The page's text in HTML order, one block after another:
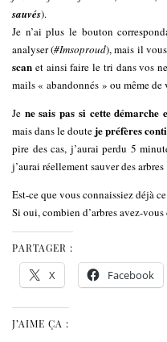
sauvés).
Je n’ai plus le bouton
analyser (#Imsoproud), mais il
scan et ainsi faire le tri dans vos
mails « abandonnés » ou même de
Je ne sais pas si cette démarche
mais dans le doute je préfères
pire des cas, j’aurai perdu 5
j’aurai réellement sauver des
Est-ce que vous connaissiez déjà
Si oui, combien d’arbres avez-
PARTAGER :
X Facebook
J’AIME ÇA :